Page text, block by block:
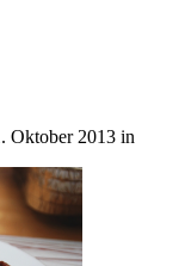
Oktober 2013 in